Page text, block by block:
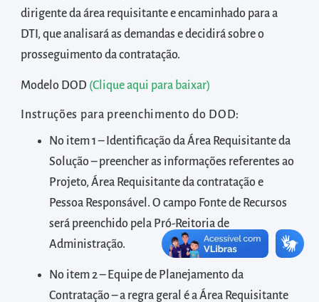
área
para
realizar
buscas
internas
diretamente
informações
postas
rodapé
dirigente da área requisitante e encaminhado para a
DTI, que analisará as demandas e decidirá sobre o
prosseguimento da contratação.
Modelo DOD (Clique aqui para baixar)
Instruções para preenchimento do DOD:
No item 1 – Identificação da Área Requisitante da
Solução – preencher as informações referentes ao
Projeto, Área Requisitante da contratação e
Pessoa Responsável. O campo Fonte de Recursos
será preenchido pela Pró-Reitoria de
Administração.
No item 2 – Equipe de Planejamento da
Contratação – a regra geral é a Área Requisitante